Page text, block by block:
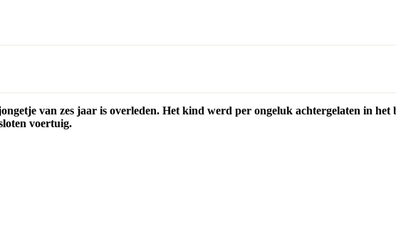
van zes jaar is overleden. Het kind werd per ongeluk achtergelaten in het
voertuig.